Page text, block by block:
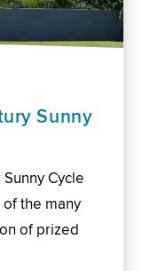
Sunny
Cycle
the many
of prized